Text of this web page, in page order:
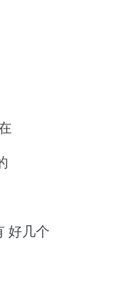
好几个